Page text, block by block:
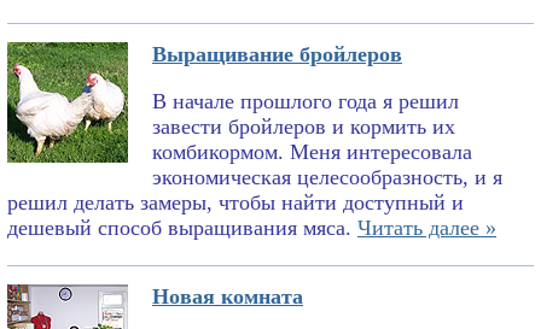
Выращивание бройлеров
В начале прошлого года я решил
завести бройлеров и кормить их
комбикормом. Меня интересовала
экономическая целесообразность, и я
решил делать замеры, чтобы найти доступный и
дешевый способ выращивания мяса. Читать далее »
Новая комната